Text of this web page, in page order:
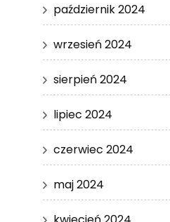
październik 2024
wrzesień 2024
sierpień 2024
lipiec 2024
czerwiec 2024
maj 2024